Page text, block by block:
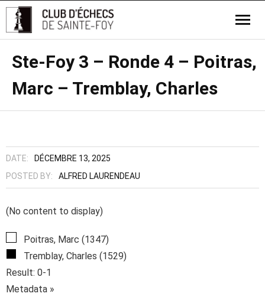
Ste-Foy 3 – Ronde 4 – Poitras,
Marc – Tremblay, Charles
DATE:
DÉCEMBRE 13, 2025
POSTED BY:
ALFRED LAURENDEAU
(No content to display)
Poitras, Marc (1347)
Tremblay, Charles (1529)
Result: 0-1
Metadata »